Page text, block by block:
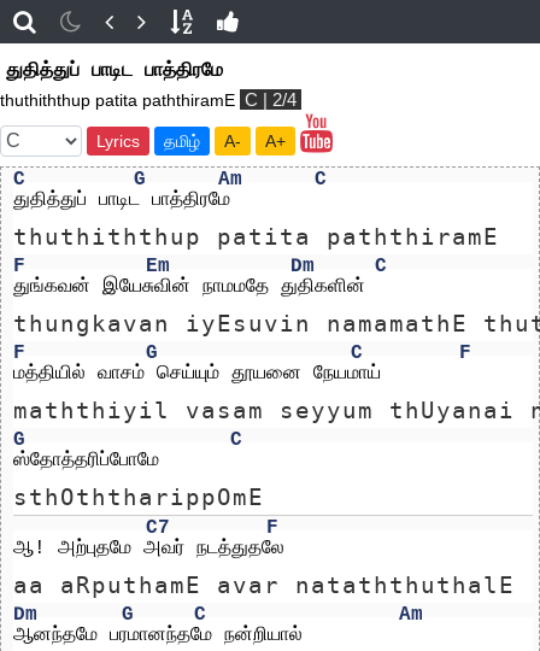
துதித்துப் பாடிட பாத்திரமே
thuthiththup patita paththiramE C | 2/4
Lyrics தமிழ் A- A+
C G Am
C
துதித்துப் பாடிட பாத்திரமே
thuthiththup patita paththiramE
F Em Dm
C
துங்கவன் இயேசுவின் நாமமதே துதிகளின்
thungkavan iyEsuvin namamathE
F G C
F
மத்தியில் வாசம் செய்யும் தூயனை நேயமாய்
maththiyil vasam seyyum thUyanai
G
C
ஸ்தோத்தரிப்போமே
sthOththarippOmE
C7
F
ஆ! அற்புதமே அவர் நடத்துதலே
aa aRputhamE avar nataththuthalE
Dm G C
Am
ஆனந்தமே பரமானந்தமே நன்றியால்